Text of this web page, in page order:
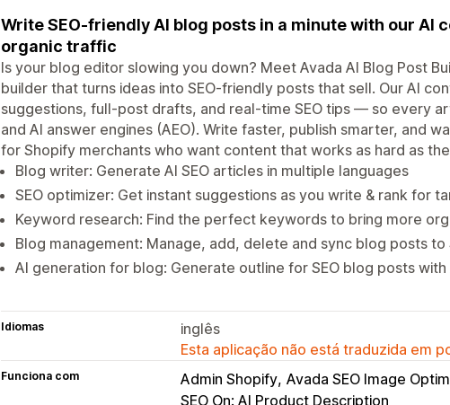
Write SEO-friendly AI blog posts in a minute with our AI
organic traffic
Is your blog editor slowing you down? Meet Avada AI Blog Post
builder that turns ideas into SEO-friendly posts that sell. Our AI
suggestions, full-post drafts, and real-time SEO tips — so every
and AI answer engines (AEO). Write faster, publish smarter, and
for Shopify merchants who want content that works as hard as
Blog writer: Generate AI SEO articles in multiple languages
SEO optimizer: Get instant suggestions as you write & rank for
Keyword research: Find the perfect keywords to bring more
Blog management: Manage, add, delete and sync blog posts
AI generation for blog: Generate outline for SEO blog posts with
Idiomas
inglês
Esta aplicação não está traduzida em
Funciona com Admin Shopify Avada SEO Image
SEO On: AI Product Description